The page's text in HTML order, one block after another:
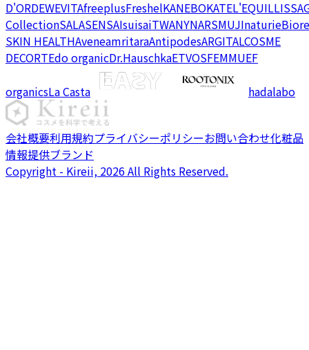
D'ORDEWEVITAfreeplusFreshelKANEBOKATEL'EQUIL
CollectionSALASENSAIsuisaiTWANYNARSMUJInaturieBiore
SKIN HEALTHAveneamritaraAntipodesARGITALCOSME
DECORTEdo organicDr.HauschkaETVOSFEMMUEF
organicsLa Casta hadalabo
会社概要利用規約プライバシーポリシーお問い合わせ化粧品
情報提供ブランド
Copyright - Kireii, 2026 All Rights Reserved.